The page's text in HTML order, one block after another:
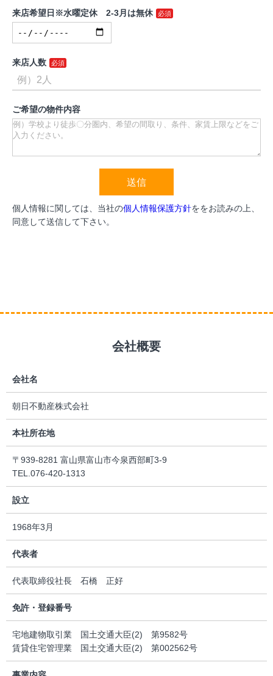
来店希望日※水曜定休 2-3月は無休
来店人数
ご希望の物件内容
送信
個人情報に関しては、当社の個人情報保護方針ををお読みの上、
同意して送信して下さい。
会社概要
会社名
朝日不動産株式会社
本社所在地
〒939-8281 富山県富山市今泉西部町3-9
TEL.076-420-1313
設立
1968年3月
代表者
代表取締役社長 石橋 正好
免許・登録番号
宅地建物取引業 国土交通大臣(2) 第9582号
賃貸住宅管理業 国土交通大臣(2) 第002562号